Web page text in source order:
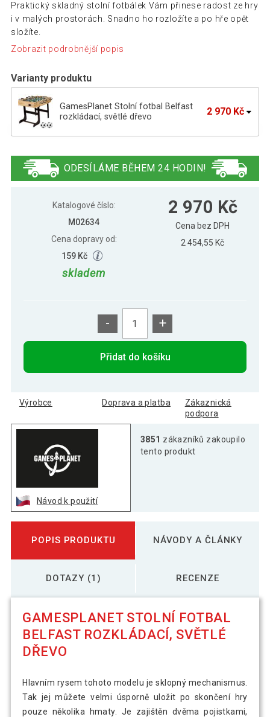
Praktický skladný stolní fotbálek Vám přinese radost ze hry
i v malých prostorách. Snadno ho rozložíte a po hře opět
složíte.
Zobrazit podrobnější popis
Varianty produktu
GamesPlanet Stolní fotbal Belfast
rozkládací, světlé dřevo
2 970 Kč
rozkládací, bílý
rozkládací, černý
2 800 Kč
GamesPlanet® Stolní fotbal Belfast
rozkládací, potisk
2 933 Kč
ODESÍLÁME BĚHEM 24 HODIN!
Katalogové číslo:
M02634
Cena dopravy od:
159 Kč
skladem
2 970 Kč
Cena bez DPH
2 454,55 Kč
- +
Přidat do košíku
Výrobce Doprava a platba
Zákaznická
podpora
Návod k použití
3851 zákazníků zakoupilo
tento produkt
POPIS PRODUKTU NÁVODY A ČLÁNKY
DOTAZY (1) RECENZE
GAMESPLANET STOLNÍ FOTBAL
BELFAST ROZKLÁDACÍ, SVĚTLÉ
DŘEVO
Hlavním rysem tohoto modelu je sklopný mechanismus.
Tak jej můžete velmi úsporně uložit po skončení hry
pouze několika hmaty. Je zajištěn dvěma pojistkami,